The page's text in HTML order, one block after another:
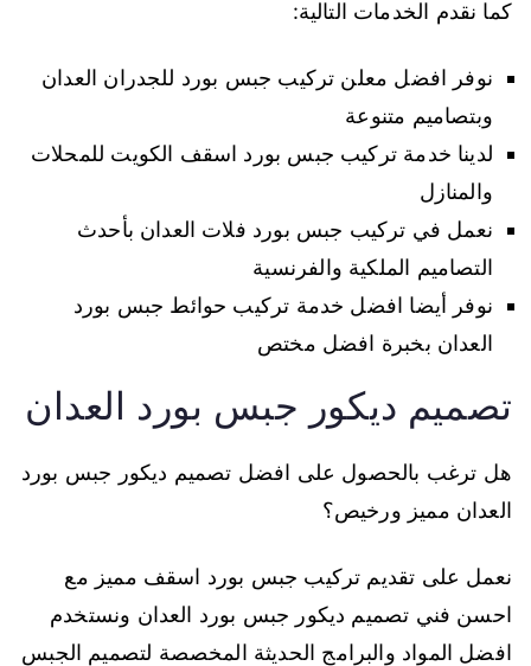
كما نقدم الخدمات التالية:
نوفر افضل معلن تركيب جبس بورد للجدران العدان
وبتصاميم متنوعة
لدينا خدمة تركيب جبس بورد اسقف الكويت للمحلات
والمنازل
نعمل في تركيب جبس بورد فلات العدان بأحدث
التصاميم الملكية والفرنسية
نوفر أيضا افضل خدمة تركيب حوائط جبس بورد
العدان بخبرة افضل مختص
تصميم ديكور جبس بورد العدان
هل ترغب بالحصول على افضل تصميم ديكور جبس بورد
العدان مميز ورخيص؟
نعمل على تقديم تركيب جبس بورد اسقف مميز مع
احسن فني تصميم ديكور جبس بورد العدان ونستخدم
افضل المواد والبرامج الحديثة المخصصة لتصميم الجبس